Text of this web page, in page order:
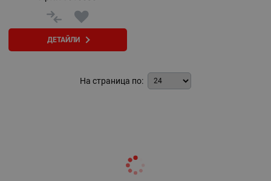
ДЕТАЙЛИ
На страница по: